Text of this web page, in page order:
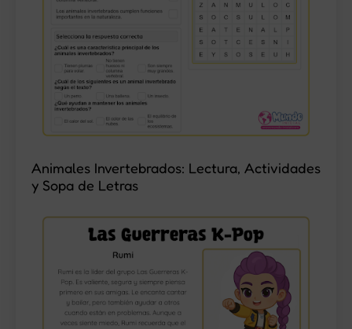
Animales Invertebrados: Lectura, Actividades
y Sopa de Letras